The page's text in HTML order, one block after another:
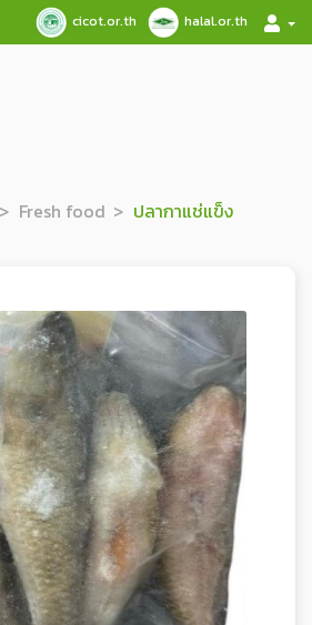
cicot.or.th halal.or.th
Fresh food ปลากาแช่แข็ง